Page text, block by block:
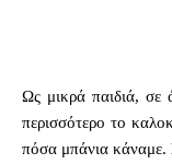
Ως μικρά παιδιά, σε
περισσότερο το
πόσα μπάνια κάναμε.